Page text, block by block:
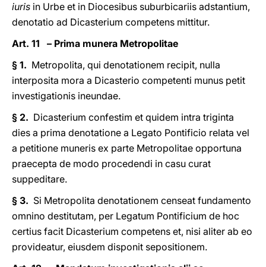
iuris in Urbe et in Diocesibus suburbicariis adstantium,
denotatio ad Dicasterium competens mittitur.
Art. 11 – Prima munera Metropolitae
§ 1. Metropolita, qui denotationem recipit, nulla
interposita mora a Dicasterio competenti munus petit
investigationis ineundae.
§ 2. Dicasterium confestim et quidem intra triginta
dies a prima denotatione a Legato Pontificio relata vel
a petitione muneris ex parte Metropolitae opportuna
praecepta de modo procedendi in casu curat
suppeditare.
§ 3. Si Metropolita denotationem censeat fundamento
omnino destitutam, per Legatum Pontificium de hoc
certius facit Dicasterium competens et, nisi aliter ab eo
provideatur, eiusdem disponit sepositionem.